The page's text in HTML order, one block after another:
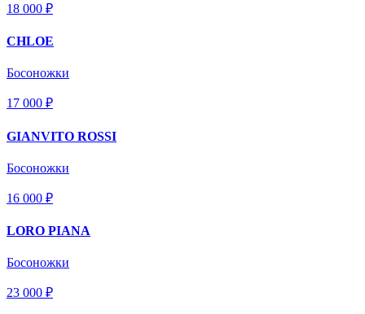
18 000 ₽
CHLOE
Босоножки
17 000 ₽
GIANVITO ROSSI
Босоножки
16 000 ₽
LORO PIANA
Босоножки
23 000 ₽